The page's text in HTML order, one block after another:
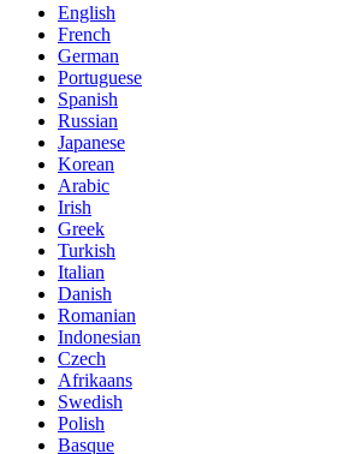
English
French
German
Portuguese
Spanish
Russian
Japanese
Korean
Arabic
Irish
Greek
Turkish
Italian
Danish
Romanian
Indonesian
Czech
Afrikaans
Swedish
Polish
Basque